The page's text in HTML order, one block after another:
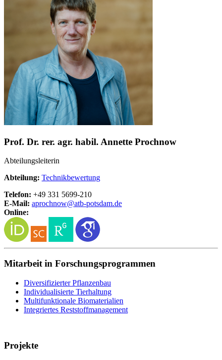
Prof. Dr. rer. agr. habil. Annette Prochnow
Abteilungsleiterin
Abteilung: Technikbewertung
Telefon: +49 331 5699-210
E-Mail: aprochnow@atb-potsdam.de
Online:
Mitarbeit in Forschungsprogrammen
Diversifizierter Pflanzenbau
Individualisierte Tierhaltung
Multifunktionale Biomaterialien
Integriertes Reststoffmanagement
Projekte